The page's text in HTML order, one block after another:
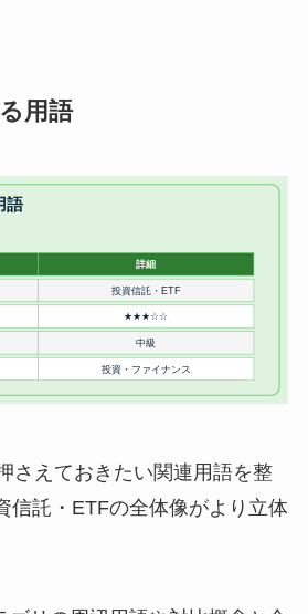
用語
さえておきたい関連用語を整
信託・ETFの全体像がより立体